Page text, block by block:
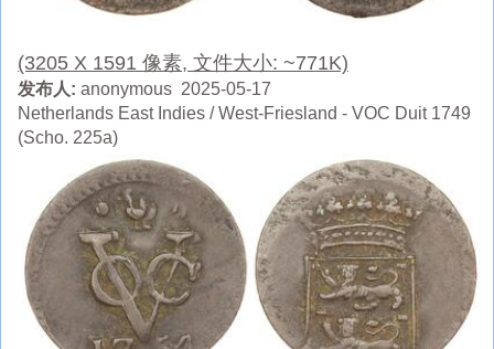
(3205 X 1591 像素, 文件大小: ~771K)
发布人: anonymous 2025-05-17
Netherlands East Indies / West-Friesland - VOC Duit 1749
(Scho. 225a)